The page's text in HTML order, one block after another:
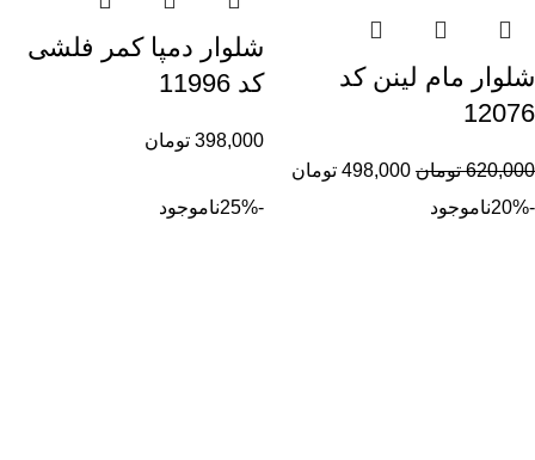
شلوار مام لینن کد
12076
620,000 تومان 498,000 تومان
شلوار دمپا کمر فلشی
کد 11996
398,000 تومان
-20% ناموجود -25% ناموجود